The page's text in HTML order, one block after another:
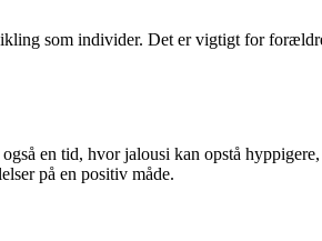
som individer. Det er vigtigt for
en tid, hvor jalousi kan opstå
på en positiv måde.